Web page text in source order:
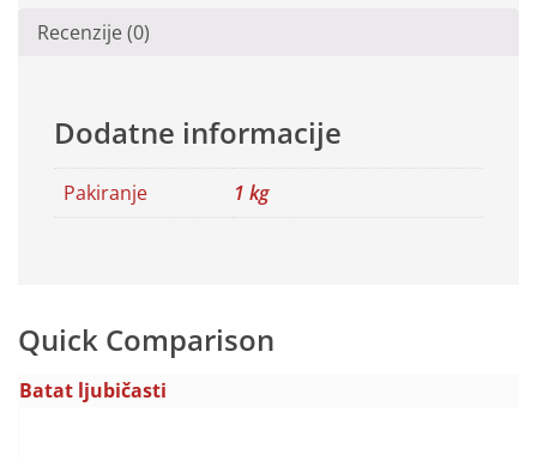
Recenzije (0)
Dodatne informacije
Pakiranje 1 kg
Quick Comparison
Batat ljubičasti